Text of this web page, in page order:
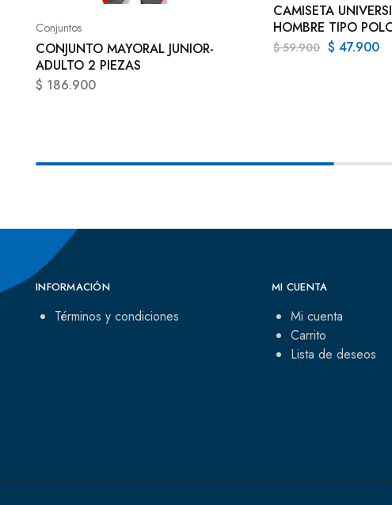
Conjuntos
CONJUNTO MAYORAL JUNIOR-
ADULTO 2 PIEZAS
$ 186.900
CAMISETA
HOMBRE TIPO
$59.900 $ 47.900
INFORMACIÓN
Términos y condiciones
MI CUENTA
Mi cuenta
Carrito
Lista de deseos